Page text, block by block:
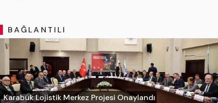
BAĞLANTILI
Karabük Lojistik Merkez Projesi Onaylandı